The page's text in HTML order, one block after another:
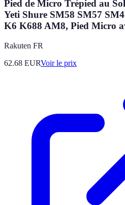
Pied de Micro Trépied au
Yeti Shure SM58 SM57
K6 K688 AM8, Pied Micro
Rakuten FR
62.68 EURVoir le prix